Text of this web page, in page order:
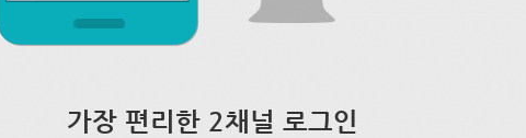
가장 편리한 2채널 로그인